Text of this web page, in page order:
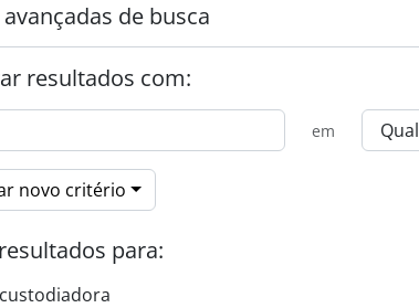
de busca
resultados com:
em
novo critério
para: